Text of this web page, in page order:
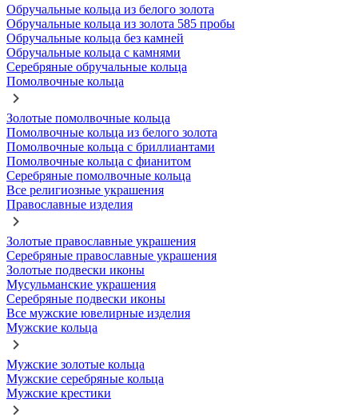
Обручальные кольца из белого золота
Обручальные кольца из золота 585 пробы
Обручальные кольца без камней
Обручальные кольца с камнями
Серебряные обручальные кольца
Помолвочные кольца
Золотые помолвочные кольца
Помолвочные кольца из белого золота
Помолвочные кольца с бриллиантами
Помолвочные кольца с фианитом
Серебряные помолвочные кольца
Все религиозные украшения
Православные изделия
Золотые православные украшения
Серебряные православные украшения
Золотые подвески иконы
Мусульманские украшения
Серебряные подвески иконы
Все мужские ювелирные изделия
Мужские кольца
Мужские золотые кольца
Мужские серебряные кольца
Мужские крестики